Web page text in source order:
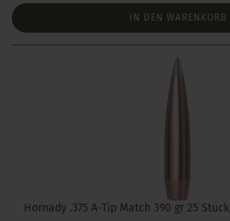
IN DEN WARENKORB
Hornady .375 A-Tip Match 390 gr 25 Stück